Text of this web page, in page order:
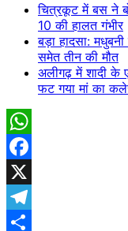
चित्रकूट में बस ने
10 की हालत गंभीर
बड़ा हादसा:
समेत तीन की मौत
अलीगढ़ में शादी के
फट गया मां का
WhatsApp
Facebook
X
Telegram